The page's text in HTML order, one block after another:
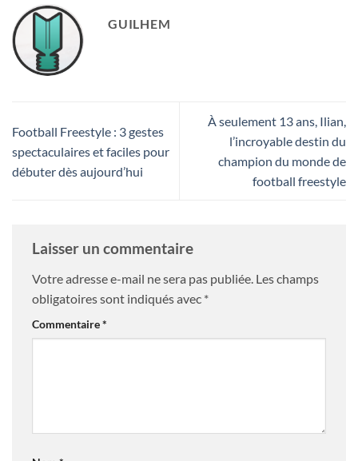
GUILHEM
Football Freestyle : 3 gestes
spectaculaires et faciles pour
débuter dès aujourd’hui
À seulement 13 ans, Ilian,
l’incroyable destin du
champion du monde de
football freestyle
Laisser un commentaire
Votre adresse e-mail ne sera pas publiée. Les champs
obligatoires sont indiqués avec *
Commentaire*